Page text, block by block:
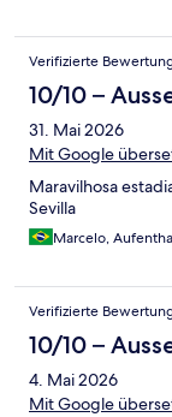
Verifizierte
10/10 –
31. Mai 2026
Mit Google
Maravilhosa
Sevilla
Marcelo,
Verifizierte
10/10 –
4. Mai 2026
Mit Google